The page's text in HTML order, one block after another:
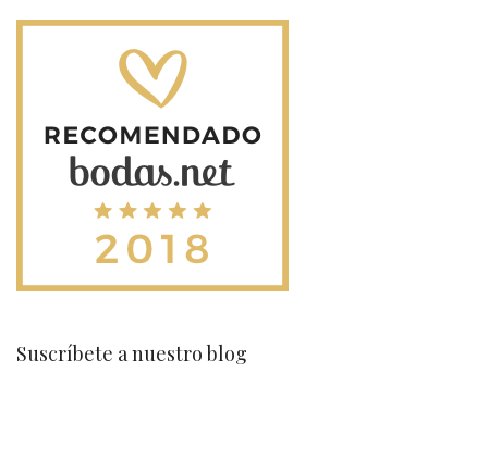
Suscríbete a nuestro blog